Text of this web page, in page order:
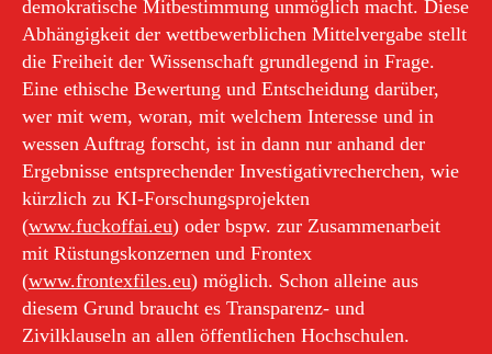
demokratische Mitbestimmung unmöglich macht. Diese
Abhängigkeit der wettbewerblichen Mittelvergabe stellt
die Freiheit der Wissenschaft grundlegend in Frage.
Eine ethische Bewertung und Entscheidung darüber,
wer mit wem, woran, mit welchem Interesse und in
wessen Auftrag forscht, ist in dann nur anhand der
Ergebnisse entsprechender Investigativrecherchen, wie
kürzlich zu KI-Forschungsprojekten
(www.fuckoffai.eu) oder bspw. zur Zusammenarbeit
mit Rüstungskonzernen und Frontex
(www.frontexfiles.eu) möglich. Schon alleine aus
diesem Grund braucht es Transparenz- und
Zivilklauseln an allen öffentlichen Hochschulen.